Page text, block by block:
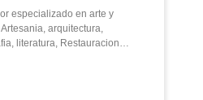
especializado en arte y
arquitectura,
literatura, Restauracion…